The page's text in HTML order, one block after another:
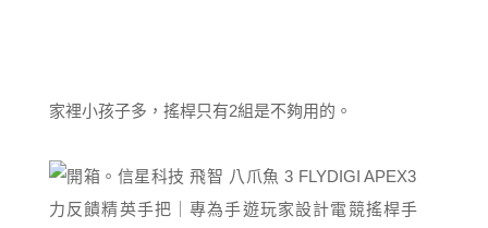
家裡小孩子多，搖桿只有2組是不夠用的。